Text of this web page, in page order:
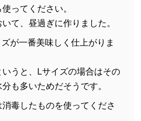
ってください。
て、昼過ぎに作りました。
が一番美味しく仕上がりま
うと、Lサイズの場合はその
も多いためだそうです。
毒したものを使ってくださ